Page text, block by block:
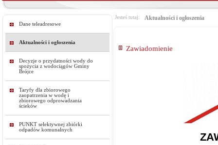
Dane teleadresowe
Aktualności i ogłoszenia
Decyzje o przydatności wody do
spożycia z wodociągów Gminy
Brójce
Taryfy dla zbiorowego
zaopatrzenia w wodę i
zbiorowego odprowadzania
ścieków
PUNKT selektywnej zbiórki
odpadów komunalnych
Jesteś tutaj: Aktualności i ogłoszenia
Zawiadomienie